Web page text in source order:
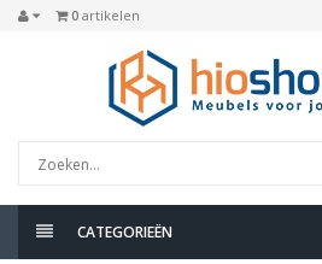
0 artikelen
CATEGORIEËN